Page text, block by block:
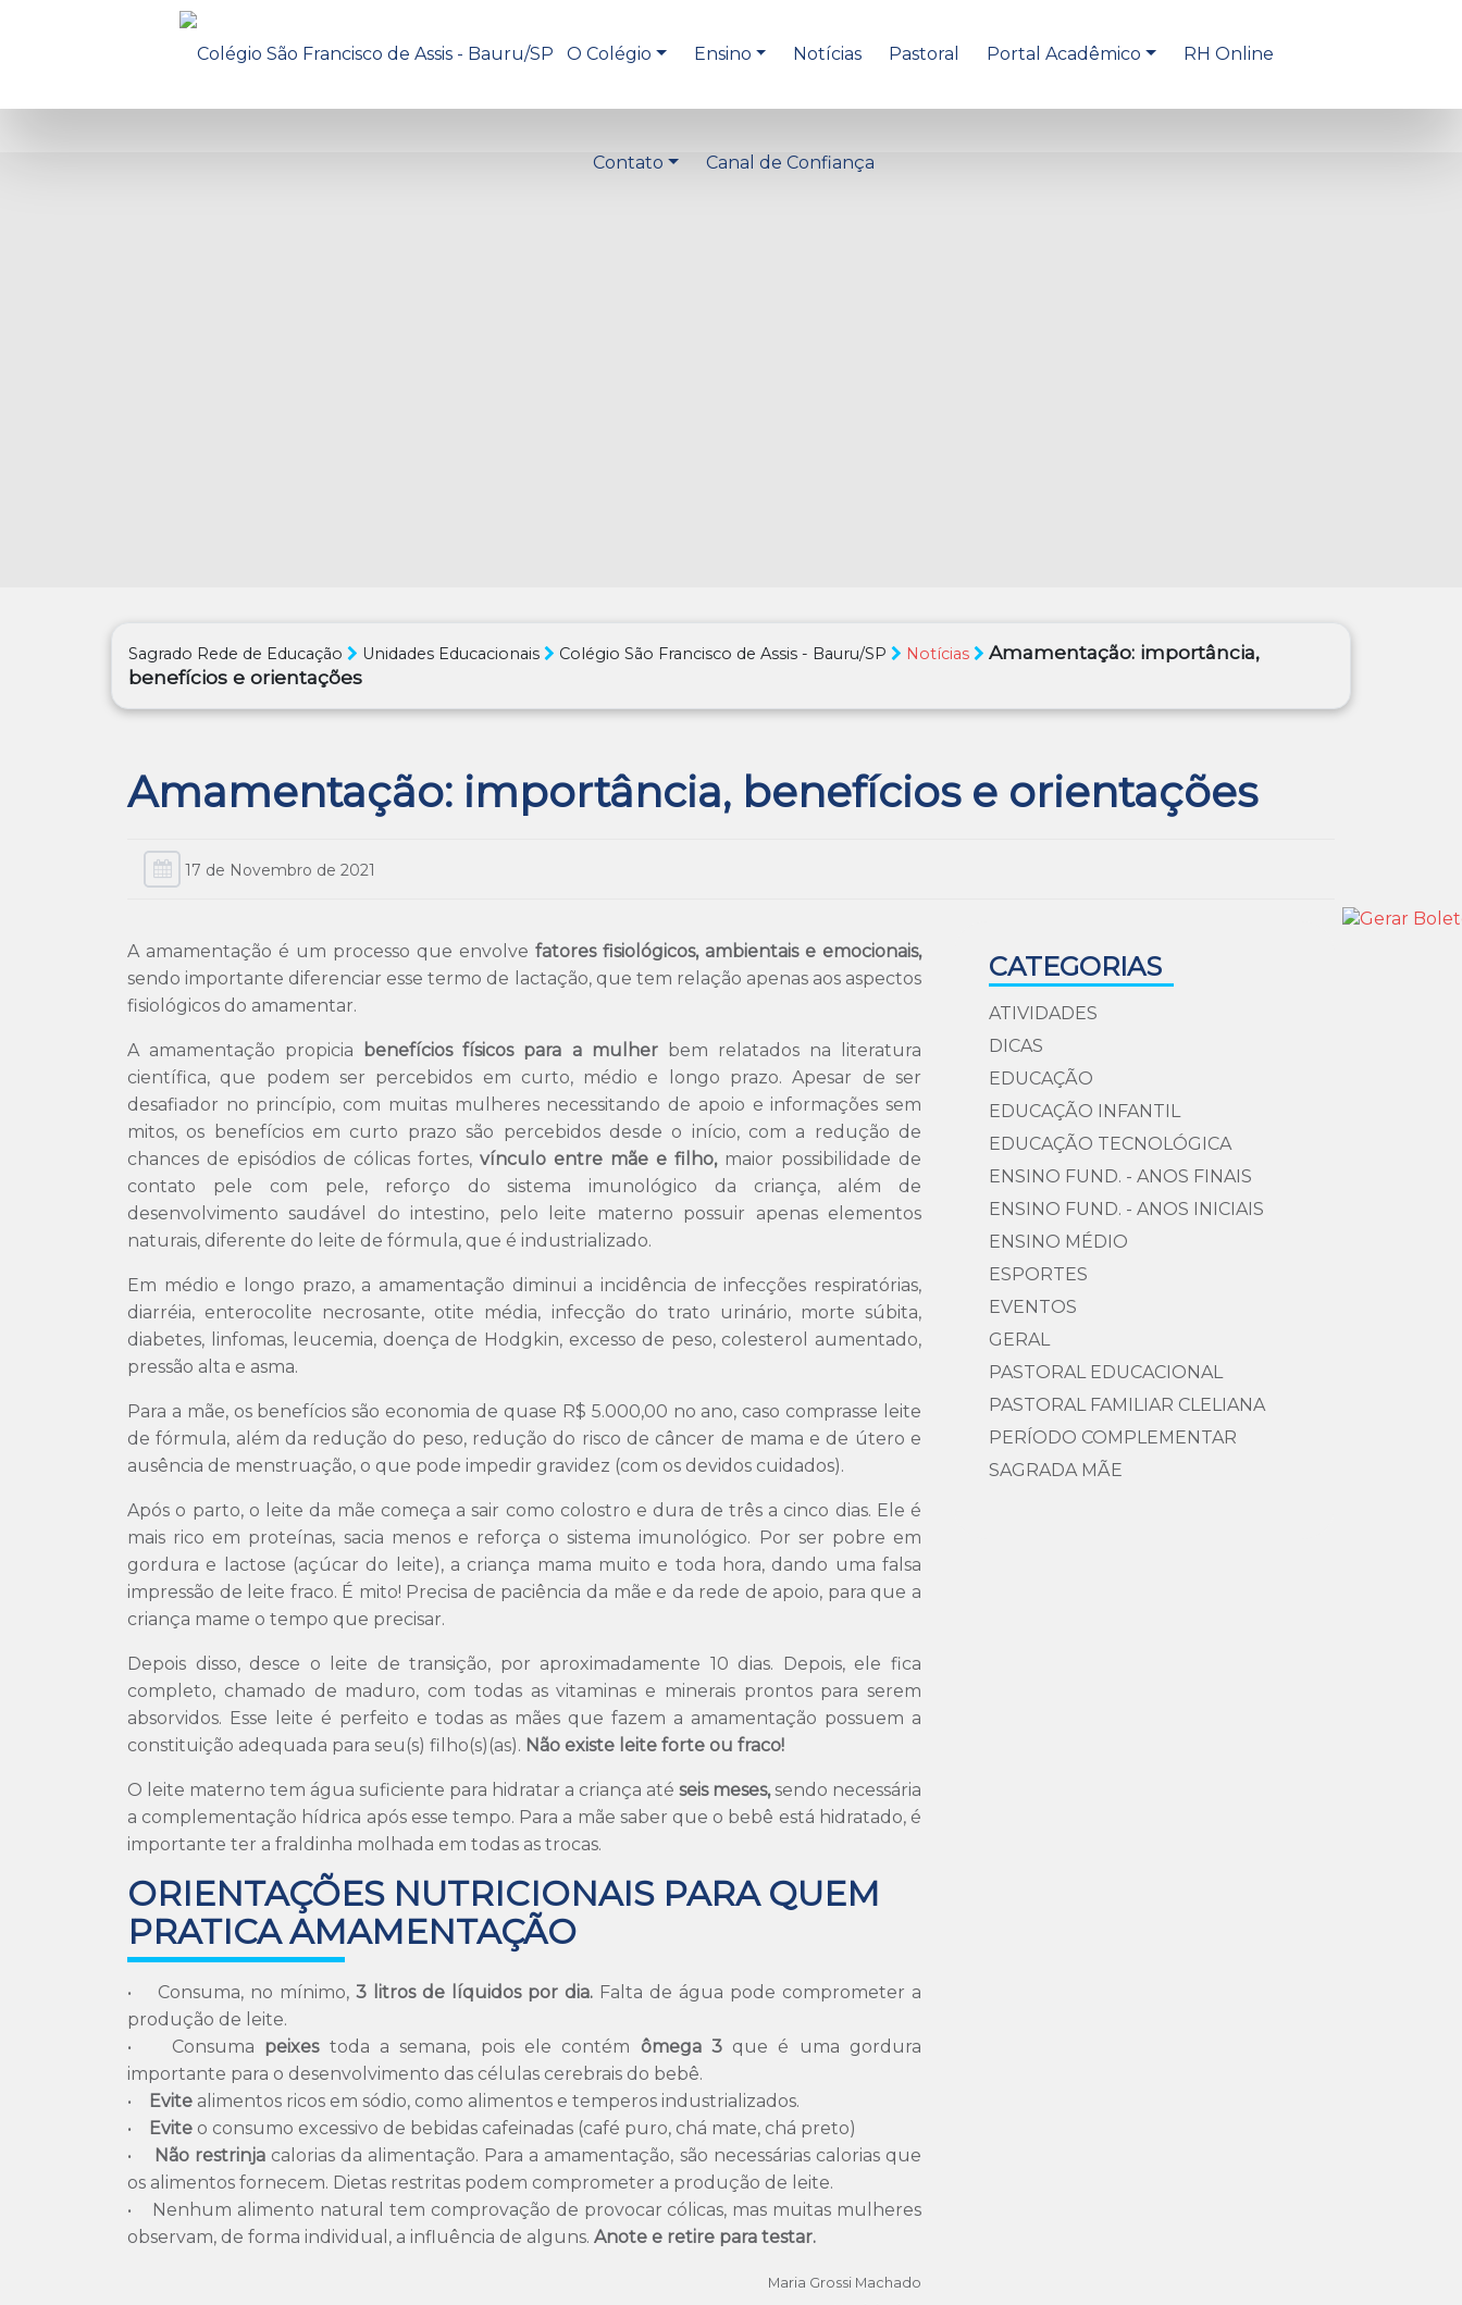
O Colégio Ensino Notícias Pastoral Portal Acadêmico RH Online
Contato Canal de Confiança
Sagrado Rede de Educação Unidades Educacionais Colégio São Francisco de Assis - Bauru/SP Notícias
Amamentação: importância,
benefícios e orientações
Amamentação: importância, benefícios e orientações
17 de Novembro de 2021
A amamentação é um processo que envolve fatores fisiológicos, ambientais e emocionais,
sendo importante diferenciar esse termo de lactação, que tem relação apenas aos aspectos
fisiológicos do amamentar.
A amamentação propicia benefícios físicos para a mulherbem relatados na literatura
científica, que podem ser percebidos em curto, médio e longo prazo. Apesar de ser
desafiador no princípio, com muitas mulheres necessitando de apoio e informações sem
mitos, os benefícios em curto prazo são percebidos desde o início, com a redução de
chances de episódios de cólicas fortes, vínculo entre mãe e filho, maior possibilidade de
contato pele com pele, reforço do sistema imunológico da criança, além de
desenvolvimento saudável do intestino, pelo leite materno possuir apenas elementos
naturais, diferente do leite de fórmula, que é industrializado.
Em médio e longo prazo, a amamentação diminui a incidência de infecções respiratórias,
diarréia, enterocolite necrosante, otite média, infecção do trato urinário, morte súbita,
diabetes, linfomas, leucemia, doença de Hodgkin, excesso de peso, colesterol aumentado,
pressão alta e asma.
Para a mãe, os benefícios são economia de quase R$ 5.000,00 no ano, caso comprasse leite
de fórmula, além da redução do peso, redução do risco de câncer de mama e de útero e
ausência de menstruação, o que pode impedir gravidez (com os devidos cuidados).
Após o parto, o leite da mãe começa a sair como colostro e dura de três a cinco dias. Ele é
mais rico em proteínas, sacia menos e reforça o sistema imunológico. Por ser pobre em
gordura e lactose (açúcar do leite), a criança mama muito e toda hora, dando uma falsa
impressão de leite fraco. É mito! Precisa de paciência da mãe e da rede de apoio, para que a
criança mame o tempo que precisar.
Depois disso, desce o leite de transição, por aproximadamente 10 dias. Depois, ele fica
completo, chamado de maduro, com todas as vitaminas e minerais prontos para serem
absorvidos. Esse leite é perfeito e todas as mães que fazem a amamentação possuem a
constituição adequada para seu(s) filho(s)(as). Não existe leite forte ou fraco!
O leite materno tem água suficiente para hidratar a criança até seis meses,sendo necessária
a complementação hídrica após esse tempo. Para a mãe saber que o bebê está hidratado, é
importante ter a fraldinha molhada em todas as trocas.
ORIENTAÇÕES NUTRICIONAIS PARA QUEM
PRATICA AMAMENTAÇÃO
• Consuma, no mínimo, 3 litros de líquidos por dia. Falta de água pode comprometer a
produção de leite.
• Consuma peixes toda a semana, pois ele contém ômega 3 que é uma gordura
importante para o desenvolvimento das células cerebrais do bebê.
•
Evite alimentos ricos em sódio, como alimentos e temperos industrializados.
•
Evite o consumo excessivo de bebidas cafeinadas (café puro, chá mate, chá preto)
•
Não restrinjacalorias da alimentação. Para a amamentação, são necessárias calorias que
os alimentos fornecem. Dietas restritas podem comprometer a produção de leite.
• Nenhum alimento natural tem comprovação de provocar cólicas, mas muitas mulheres
observam, de forma individual, a influência de alguns. Anote e retire para testar.
Maria Grossi Machado
CATEGORIAS
ATIVIDADES
DICAS
EDUCAÇÃO
EDUCAÇÃO INFANTIL
EDUCAÇÃO TECNOLÓGICA
ENSINO FUND. - ANOS FINAIS
ENSINO FUND. - ANOS INICIAIS
ENSINO MÉDIO
ESPORTES
EVENTOS
GERAL
PASTORAL EDUCACIONAL
PASTORAL FAMILIAR CLELIANA
PERÍODO COMPLEMENTAR
SAGRADA MÃE